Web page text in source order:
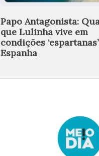
Papo Antagonista:
que Lulinha vive em
condições
Espanha